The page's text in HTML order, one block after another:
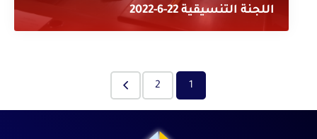
اللجنة التنسيقية 22-6-2022
1
2